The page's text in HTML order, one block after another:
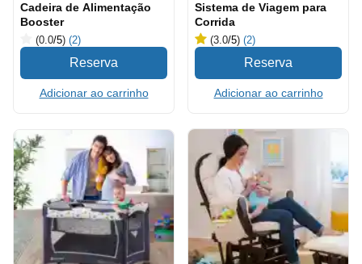
Cadeira de Alimentação
Booster
(0.0/5) (2)
Adicionar ao carrinho
Sistema de Viagem para
Corrida
(3.0/5) (2)
Adicionar ao carrinho